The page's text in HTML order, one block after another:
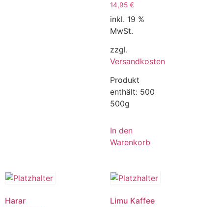
14,95 €
inkl. 19 %
MwSt.
zzgl.
Versandkosten
Produkt
enthält: 500
500g
In den
Warenkorb
Harar
Limu Kaffee